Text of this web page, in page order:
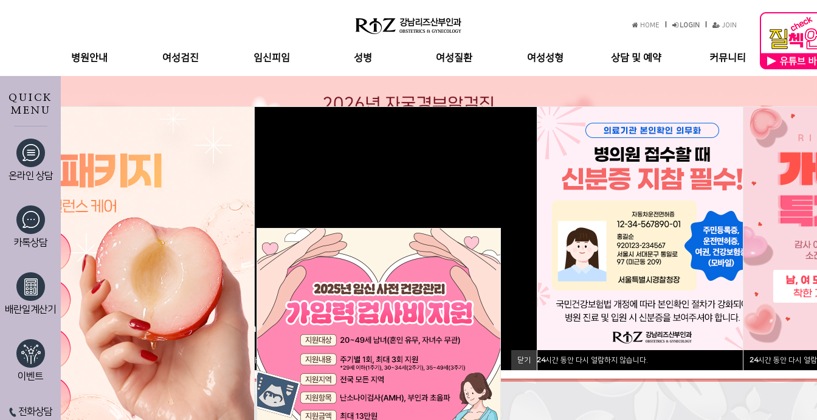
24시간 동안 다시 열람하지 않습니다. 닫기
24시간 동안 다시 열람하지 않습니다. 닫기 24시간 동안 다시 열
JOIN
LOGIN
HOME
병원안내 여성검진 임신피임 성병 여성질환 여성성형 상담 및 예약 커뮤니티
QUICK
MENU
온라인 상담
카톡상담
배란일계산기
이벤트
전화상담